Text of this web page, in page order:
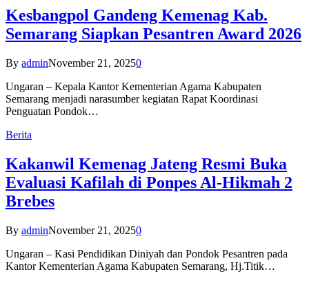
Kesbangpol Gandeng Kemenag Kab.
Semarang Siapkan Pesantren Award 2026
By adminNovember 21, 20250
Ungaran – Kepala Kantor Kementerian Agama Kabupaten
Semarang menjadi narasumber kegiatan Rapat Koordinasi
Penguatan Pondok…
Berita
Kakanwil Kemenag Jateng Resmi Buka
Evaluasi Kafilah di Ponpes Al-Hikmah 2
Brebes
By adminNovember 21, 20250
Ungaran – Kasi Pendidikan Diniyah dan Pondok Pesantren pada
Kantor Kementerian Agama Kabupaten Semarang, Hj.Titik…